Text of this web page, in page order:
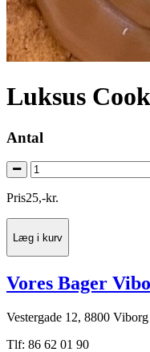
Luksus
Antal
Pris25,-kr.
Læg i kurv
Vores Bager
Vestergade 12, 8800 Viborg
Tlf: 86 62 01 90